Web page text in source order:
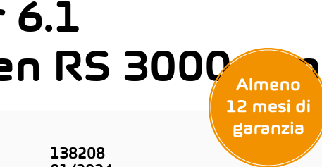
6.1
RS 3000 mm
138208